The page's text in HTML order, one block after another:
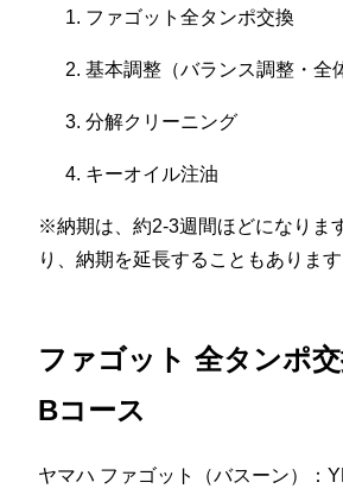
ファゴット全タンポ交換
基本調整（バランス調整・全
分解クリーニング
キーオイル注油
※納期は、約2-3週間ほどになりま
り、納期を延長することもあります
ファゴット 全タンポ
Bコース
ヤマハ ファゴット（バスーン）：